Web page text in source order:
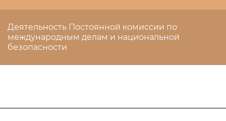
Деятельность Постоянной комиссии по
международным делам и национальной
безопасности